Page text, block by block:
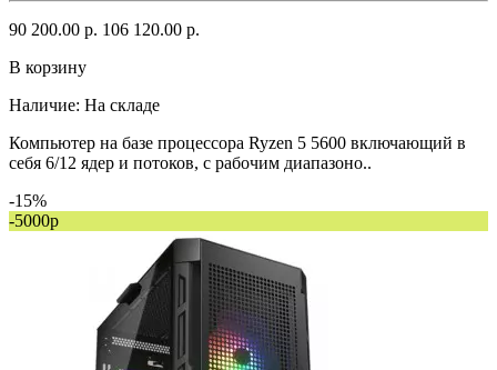
90 200.00 р. 106 120.00 р.
В корзину
Наличие: На складе
Компьютер на базе процессора Ryzen 5 5600 включающий в
себя 6/12 ядер и потоков, с рабочим диапазоно..
-15%
-5000р